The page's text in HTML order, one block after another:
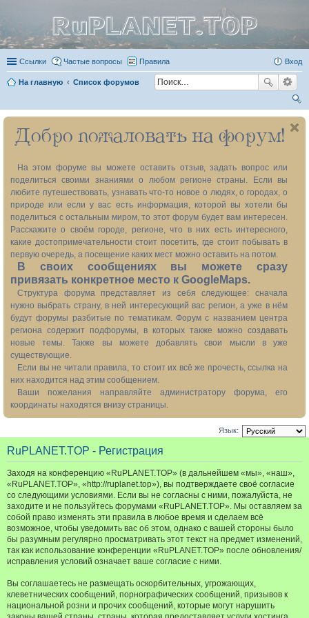
RuPLANET.TOP
Ссылки Частые вопросы Правила Вход
На главную Список форумов
ои
ск
Добро пожаловать на форум!
На этом форуме вы можете оставить отзыв, задать вопрос или
поделиться своими знаниями о любом регионе страны. Если вы
любите путешествовать, узнавать что-то новое о людях, о городах, о
природе или если у вас есть информация, которой вы хотели бы
поделиться с остальным миром, то этот форум будет вам интересен.
Расскажите о своём городе, регионе, что в них есть интересного,
какие достопримечательности стоит посетить, где стоит побывать в
первую очередь, а посещение каких мест можно оставить на потом.
В своих сообщениях вы можете сразу
привязать конкретное место к GoogleMaps.
Структура форума представляет из себя следующее: сначала
нужно выбрать страну, в ней интересующий вас регион, а уже в нём
будут форумы разбитые по тематикам. Форум с названием центра
региона содержит подфорумы, в которых также можно создавать
новые темы. Также вы можете добавлять свои мысли в уже
существующие.
Если вы не читали правила, то стоит их всё же прочесть, ссылка на
них находится над этим сообщением.
Ваши пожелания направляйте администратору форума, его
координаты находятся внизу страницы.
Язык:
RuPLANET.TOP - Регистрация
Заходя на конференцию «RuPLANET.TOP» (в дальнейшем «мы», «наш»,
«RuPLANET.TOP», «http://ruplanet.top»), вы подтверждаете своё согласие
со следующими условиями. Если вы не согласны с ними, пожалуйста, не
заходите и не пользуйтесь форумами «RuPLANET.TOP». Мы оставляем за
собой право изменять эти правила в любое время и сделаем всё
возможное, чтобы уведомить вас об этом, однако с вашей стороны было
бы разумным регулярно просматривать этот текст на предмет изменений,
так как использование конференции «RuPLANET.TOP» после обновления/
исправления условий означает ваше согласие с ними.
Вы соглашаетесь не размещать оскорбительных, угрожающих,
клеветнических сообщений, порнографических сообщений, призывов к
национальной розни и прочих сообщений, которые могут нарушить